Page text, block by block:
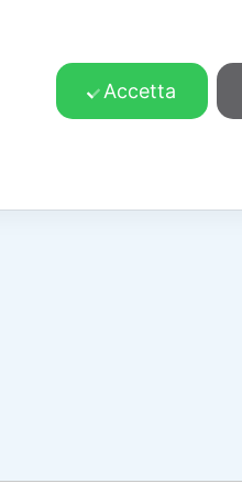
Download Cosa facciamo
Accetta